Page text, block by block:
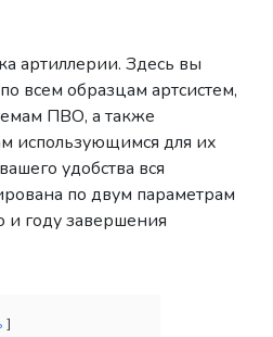
артиллерии. Здесь вы
всем образцам артсистем,
ПВО, а также
использующимся для их
удобства вся
по двум параметрам
и году завершения